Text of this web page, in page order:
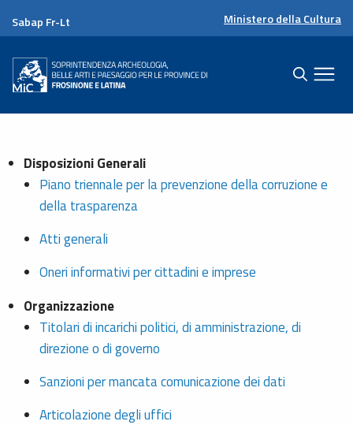
Sabap Fr-Lt Ministero della Cultura
Disposizioni Generali
Piano triennale per la prevenzione della corruzione e
della trasparenza
Atti generali
Oneri informativi per cittadini e imprese
Organizzazione
Titolari di incarichi politici, di amministrazione, di
direzione o di governo
Sanzioni per mancata comunicazione dei dati
Articolazione degli uffici